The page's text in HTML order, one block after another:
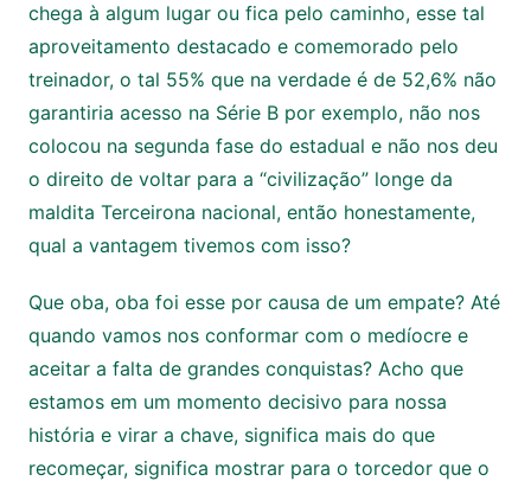
chega à algum lugar ou fica pelo caminho, esse tal
aproveitamento destacado e comemorado pelo
treinador, o tal 55% que na verdade é de 52,6% não
garantiria acesso na Série B por exemplo, não nos
colocou na segunda fase do estadual e não nos deu
o direito de voltar para a “civilização” longe da
maldita Terceirona nacional, então honestamente,
qual a vantagem tivemos com isso?
Que oba, oba foi esse por causa de um empate? Até
quando vamos nos conformar com o medíocre e
aceitar a falta de grandes conquistas? Acho que
estamos em um momento decisivo para nossa
história e virar a chave, significa mais do que
recomeçar, significa mostrar para o torcedor que o